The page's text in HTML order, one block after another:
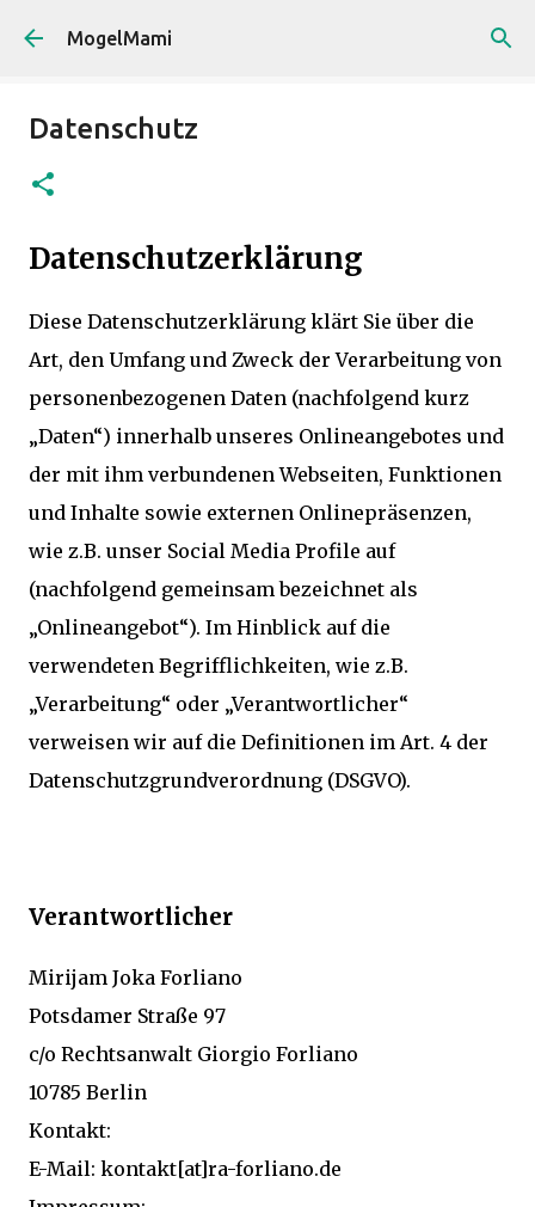
Direkt zum Hauptbereich
MogelMami
Datenschutz
Datenschutzerklärung
Diese Datenschutzerklärung klärt Sie über die
Art, den Umfang und Zweck der Verarbeitung von
personenbezogenen Daten (nachfolgend kurz
„Daten“) innerhalb unseres Onlineangebotes und
der mit ihm verbundenen Webseiten, Funktionen
und Inhalte sowie externen Onlinepräsenzen,
wie z.B. unser Social Media Profile auf
(nachfolgend gemeinsam bezeichnet als
„Onlineangebot“). Im Hinblick auf die
verwendeten Begrifflichkeiten, wie z.B.
„Verarbeitung“ oder „Verantwortlicher“
verweisen wir auf die Definitionen im Art. 4 der
Datenschutzgrundverordnung (DSGVO).
Verantwortlicher
Mirijam Joka Forliano
Potsdamer Straße 97
c/o Rechtsanwalt Giorgio Forliano
10785 Berlin
Kontakt:
E-Mail: kontakt[at]ra-forliano.de